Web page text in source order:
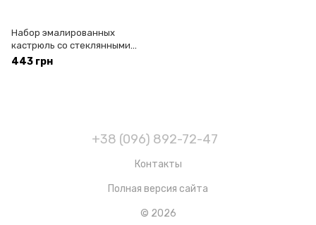
Набор эмалированных
кастрюль со стеклянными
крышками PREMIER PR-
443 грн
+38 (096) 892-72-47
Контакты
Полная версия сайта
© 2026